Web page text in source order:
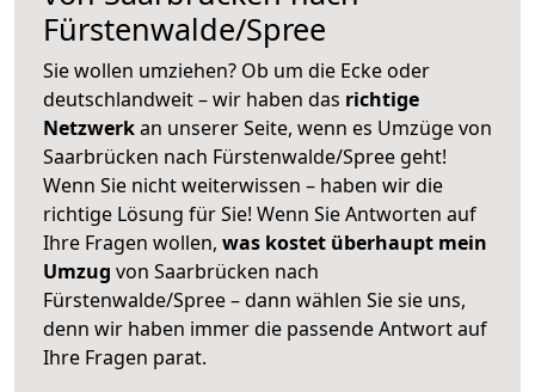
Fürstenwalde/Spree
Sie wollen umziehen? Ob um die Ecke oder
deutschlandweit – wir haben das richtige
Netzwerkan unserer Seite, wenn es Umzüge von
Saarbrücken nach Fürstenwalde/Spree geht!
Wenn Sie nicht weiterwissen – haben wir die
richtige Lösung für Sie! Wenn Sie Antworten auf
Ihre Fragen wollen, was kostet überhaupt mein
Umzug von Saarbrücken nach
Fürstenwalde/Spree – dann wählen Sie sie uns,
denn wir haben immer die passende Antwort auf
Ihre Fragen parat.